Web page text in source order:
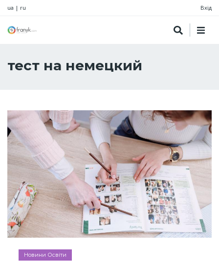
ua | ru Вхід
тест на немецкий
Новини Освіти